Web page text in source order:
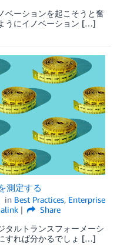
ベーションを起こそうと奮
うにイノベーション […]
測定する
in Best Practices, Enterprise
Share
タルトランスフォーメーシ
すれば分かるでしょ […]